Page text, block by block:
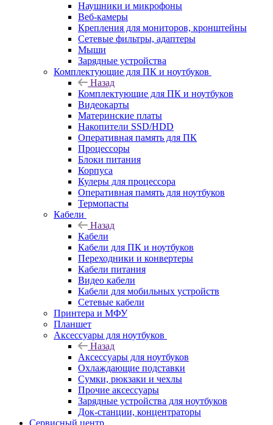
Наушники и микрофоны
Веб-камеры
Крепления для мониторов, кронштейны
Сетевые фильтры, адаптеры
Мыши
Зарядные устройства
Комплектующие для ПК и ноутбуков
Назад
Комплектующие для ПК и ноутбуков
Видеокарты
Материнские платы
Накопители SSD/HDD
Оперативная память для ПК
Процессоры
Блоки питания
Корпуса
Кулеры для процессора
Оперативная память для ноутбуков
Термопасты
Кабели
Назад
Кабели
Кабели для ПК и ноутбуков
Переходники и конвертеры
Кабели питания
Видео кабели
Кабели для мобильных устройств
Сетевые кабели
Принтера и МФУ
Планшет
Аксессуары для ноутбуков
Назад
Аксессуары для ноутбуков
Охлаждающие подставки
Сумки, рюкзаки и чехлы
Прочие аксессуары
Зарядные устройства для ноутбуков
Док-станции, концентраторы
Сервисный центр